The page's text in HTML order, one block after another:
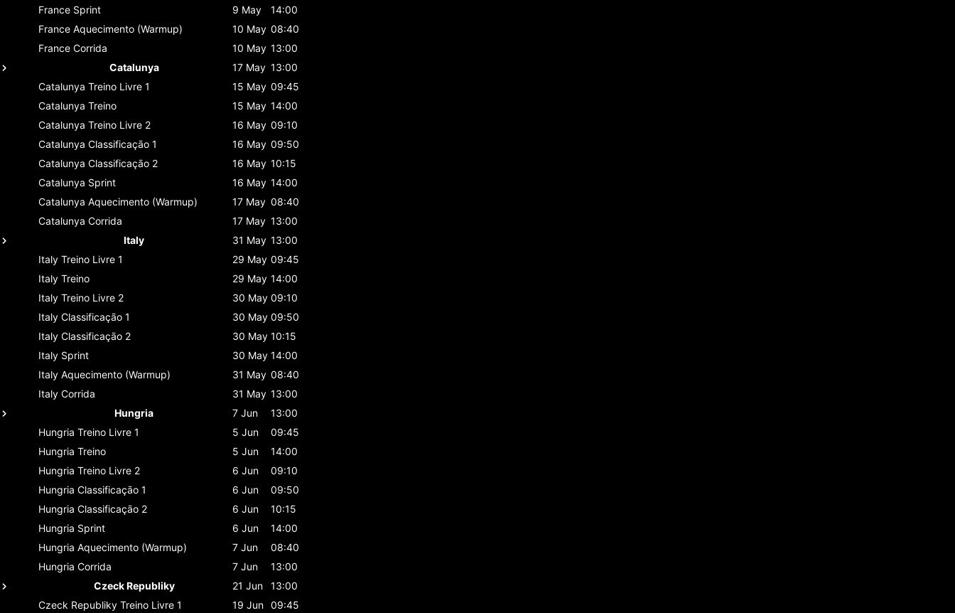
France Sprint 9 May
14:00
France Aquecimento (Warmup) 10 May 08:40
France Corrida 10 May 13:00
Catalunya
17 May 13:00
Catalunya Treino Livre 1 15 May 09:45
Catalunya Treino 15 May 14:00
Catalunya Treino Livre 2 16 May 09:10
Catalunya Classificaçāo 1 16 May 09:50
Catalunya Classificaçāo 2 16 May 10:15
Catalunya Sprint 16 May 14:00
Catalunya Aquecimento (Warmup) 17 May 08:40
Catalunya Corrida 17 May 13:00
Italy
31 May 13:00
Italy Treino Livre 1 29 May 09:45
Italy Treino 29 May 14:00
Italy Treino Livre 2 30 May 09:10
Italy Classificaçāo 1 30 May 09:50
Italy Classificaçāo 2 30 May 10:15
Italy Sprint 30 May 14:00
Italy Aquecimento (Warmup) 31 May 08:40
Italy Corrida 31 May 13:00
Hungria
7 Jun
13:00
Hungria Treino Livre 1 5 Jun
09:45
Hungria Treino 5 Jun
14:00
Hungria Treino Livre 2 6 Jun
09:10
Hungria Classificaçāo 1 6 Jun
09:50
Hungria Classificaçāo 2 6 Jun
10:15
Hungria Sprint 6 Jun
14:00
Hungria Aquecimento (Warmup) 7 Jun
08:40
Hungria Corrida 7 Jun
13:00
Czeck Republiky
21 Jun
13:00
Czeck Republiky Treino Livre 1 19 Jun 09:45